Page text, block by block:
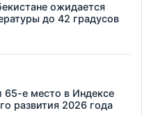
ожидается
до 42 градусов
65-е место в Индексе
развития 2026 года